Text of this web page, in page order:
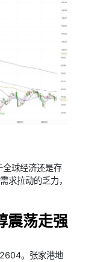
全球经济还是存
求拉动的乏力，
震荡走强
。张家港地